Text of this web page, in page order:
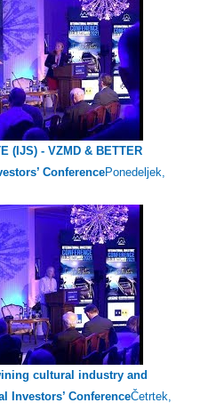
(IJS) - VZMD & BETTER
ConferencePonedeljek,
cultural industry and
Investors’ ConferenceČetrtek,